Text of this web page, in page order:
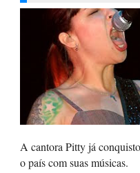
A cantora Pitty já
o país com suas músicas.